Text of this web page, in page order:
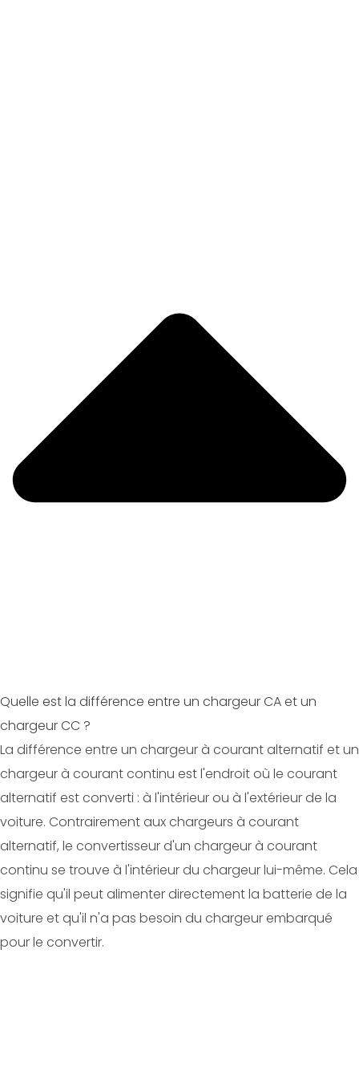
Quelle est la différence entre un chargeur CA et un
chargeur CC ?
La différence entre un chargeur à courant alternatif et un
chargeur à courant continu est l'endroit où le courant
alternatif est converti : à l'intérieur ou à l'extérieur de la
voiture. Contrairement aux chargeurs à courant
alternatif, le convertisseur d'un chargeur à courant
continu se trouve à l'intérieur du chargeur lui-même. Cela
signifie qu'il peut alimenter directement la batterie de la
voiture et qu'il n'a pas besoin du chargeur embarqué
pour le convertir.